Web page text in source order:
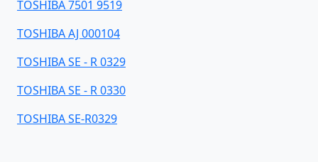
TOSHIBA 7501 9519
TOSHIBA AJ 000104
TOSHIBA SE - R 0329
TOSHIBA SE - R 0330
TOSHIBA SE-R0329